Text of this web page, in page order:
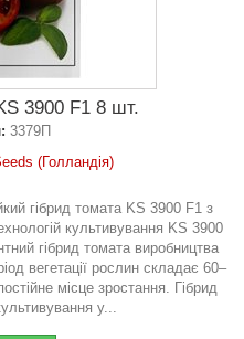
3900 F1 8 шт.
3379П
(Голландія)
гібрид томата KS 3900 F1 з
культивування KS 3900
гібрид томата виробництва
вегетації рослин складає 60–
місце зростання. Гібрид
у...